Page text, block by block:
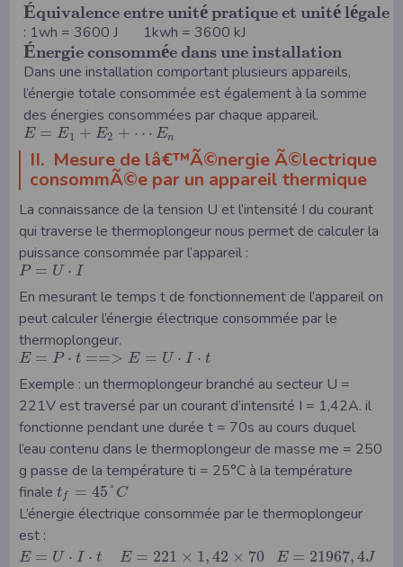
Équivalenceentreunitépratiqueet unitélégale
: 1wh = 3600 J 1kwh = 3600 kJ
Énergie consomméedansuneinstallation
Dans une installation comportant plusieurs appareils,
l’énergie totale consommée est également à la somme
des énergies consommées par chaque appareil.
E = E1 + E2 + ⋯ En
II. Mesure de lâ€™Ã©nergie Ã©lectrique
consommÃ©e par un appareil thermique
La connaissance de la tension U et l’intensité I du courant
qui traverse le thermoplongeur nous permet de calculer la
puissance consommée par l’appareil :
P = U ⋅ I
En mesurant le temps t de fonctionnement de l’appareil on
peut calculer l’énergie électrique consommée par le
thermoplongeur.
E = P ⋅ t ==> E = U ⋅ I ⋅ t
Exemple : un thermoplongeur branché au secteur U =
221V est traversé par un courant d’intensité I = 1,42A. il
fonctionne pendant une durée t = 70s au cours duquel
l’eau contenu dans le thermoplongeur de masse me = 250
g passe de la température ti = 25°C à la température
finale tf = 45° C
L’énergie électrique consommée par le thermoplongeur
est :
E = U ⋅ I ⋅ t E = 221 × 1, 42 × 70 E = 21967,4J